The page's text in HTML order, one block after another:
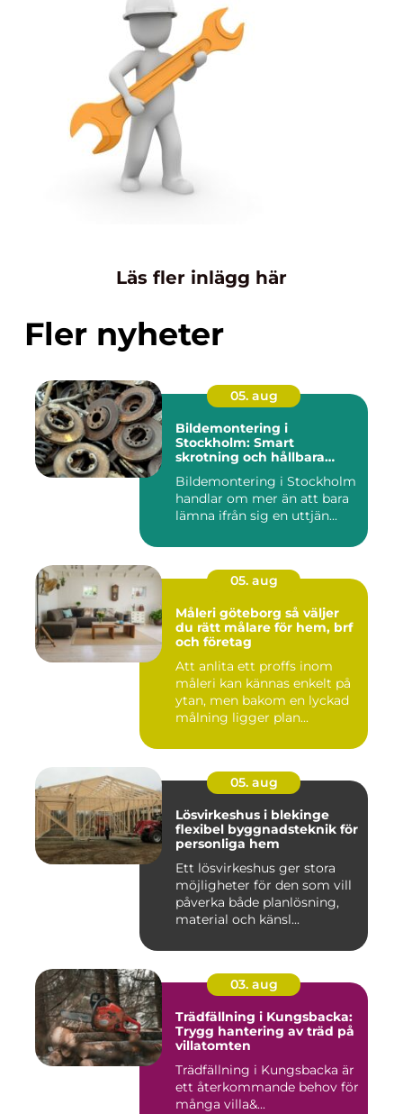
Läs fler inlägg här
Fler nyheter
05. aug
Bildemontering i
Stockholm: Smart
skrotning och hållbara
Bildemontering i Stockholm
handlar om mer än att bara
lämna ifrån sig en uttjän...
05. aug
Måleri göteborg så väljer
du rätt målare för hem, brf
och företag
Att anlita ett proffs inom
måleri kan kännas enkelt på
ytan, men bakom en lyckad
målning ligger plan...
05. aug
Lösvirkeshus i blekinge
flexibel byggnadsteknik för
personliga hem
Ett lösvirkeshus ger stora
möjligheter för den som vill
påverka både planlösning,
material och känsl...
03. aug
Trädfällning i Kungsbacka:
Trygg hantering av träd på
villatomten
Trädfällning i Kungsbacka är
ett återkommande behov för
många villa&...